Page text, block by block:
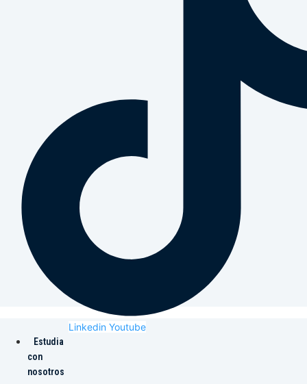
Linkedin Youtube
Estudia
con
nosotros